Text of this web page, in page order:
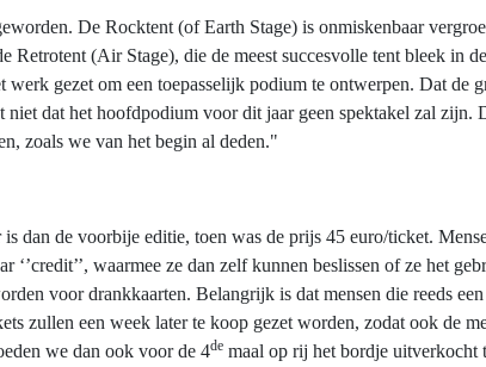
De Rocktent (of Earth Stage) is onmiskenbaar
(Air Stage), die de meest succesvolle tent bleek in
werk gezet om een toepasselijk podium te ontwerpen. Dat de
dat het hoofdpodium voor dit jaar geen spektakel zal zijn.
zoals we van het begin al deden."
dan de voorbije editie, toen was de prijs 45 euro/ticket.
‘’credit’’, waarmee ze dan zelf kunnen beslissen of ze het
voor drankkaarten. Belangrijk is dat mensen die reeds
zullen een week later te koop gezet worden, zodat ook de
we dan ook voor de 4de maal op rij het bordje uitverkocht